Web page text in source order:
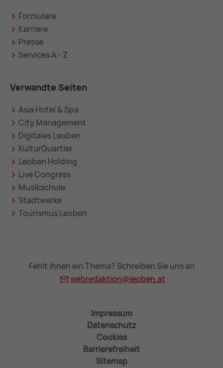
Formulare
Karriere
Presse
Services A - Z
Verwandte Seiten
Asia Hotel & Spa
City Management
Digitales Leoben
KulturQuartier
Leoben Holding
Live Congress
Musikschule
Stadtwerke
Tourismus Leoben
Fehlt Ihnen ein Thema? Schreiben Sie uns an
webredaktion@leoben.at
Impressum
Datenschutz
Cookies
Barrierefreiheit
Sitemap